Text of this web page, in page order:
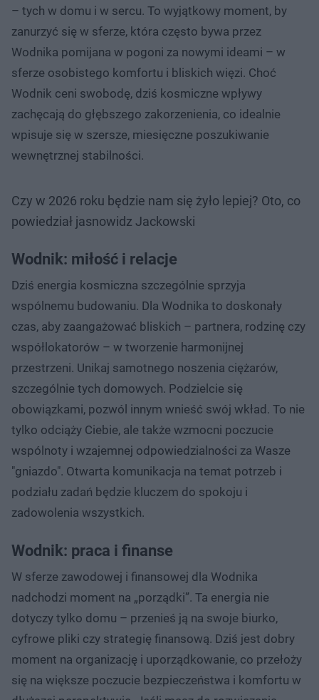
– tych w domu i w sercu. To wyjątkowy moment, by
zanurzyć się w sferze, która często bywa przez
Wodnika pomijana w pogoni za nowymi ideami – w
sferze osobistego komfortu i bliskich więzi. Choć
Wodnik ceni swobodę, dziś kosmiczne wpływy
zachęcają do głębszego zakorzenienia, co idealnie
wpisuje się w szersze, miesięczne poszukiwanie
wewnętrznej stabilności.
Czy w 2026 roku będzie nam się żyło lepiej? Oto, co
powiedział jasnowidz Jackowski
Wodnik: miłość i relacje
Dziś energia kosmiczna szczególnie sprzyja
wspólnemu budowaniu. Dla Wodnika to doskonały
czas, aby zaangażować bliskich – partnera, rodzinę czy
współlokatorów – w tworzenie harmonijnej
przestrzeni. Unikaj samotnego noszenia ciężarów,
szczególnie tych domowych. Podzielcie się
obowiązkami, pozwól innym wnieść swój wkład. To nie
tylko odciąży Ciebie, ale także wzmocni poczucie
wspólnoty i wzajemnej odpowiedzialności za Wasze
"gniazdo". Otwarta komunikacja na temat potrzeb i
podziału zadań będzie kluczem do spokoju i
zadowolenia wszystkich.
Wodnik: praca i finanse
W sferze zawodowej i finansowej dla Wodnika
nadchodzi moment na „porządki”. Ta energia nie
dotyczy tylko domu – przenieś ją na swoje biurko,
cyfrowe pliki czy strategię finansową. Dziś jest dobry
moment na organizację i uporządkowanie, co przełoży
się na większe poczucie bezpieczeństwa i komfortu w